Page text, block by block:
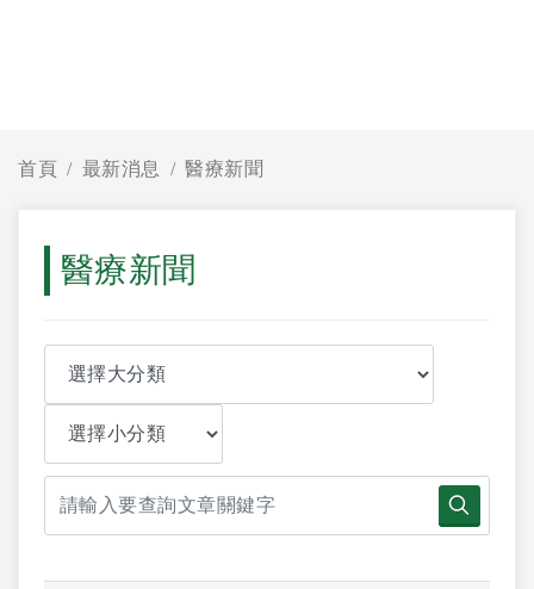
首頁 最新消息 醫療新聞
醫療新聞